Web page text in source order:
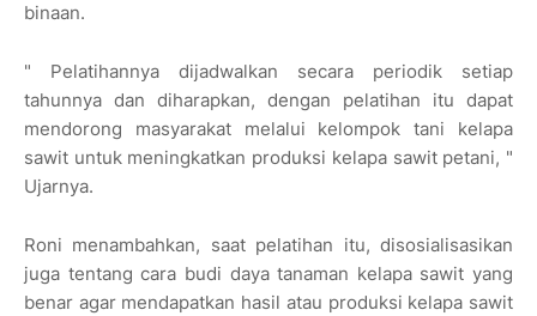
binaan.
" Pelatihannya dijadwalkan secara periodik setiap
tahunnya dan diharapkan, dengan pelatihan itu dapat
mendorong masyarakat melalui kelompok tani kelapa
sawit untuk meningkatkan produksi kelapa sawit petani, "
Ujarnya.
Roni menambahkan, saat pelatihan itu, disosialisasikan
juga tentang cara budi daya tanaman kelapa sawit yang
benar agar mendapatkan hasil atau produksi kelapa sawit